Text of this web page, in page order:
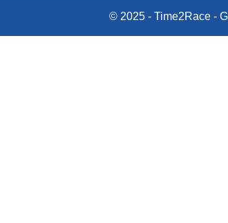
© 2025 - Time2Race -